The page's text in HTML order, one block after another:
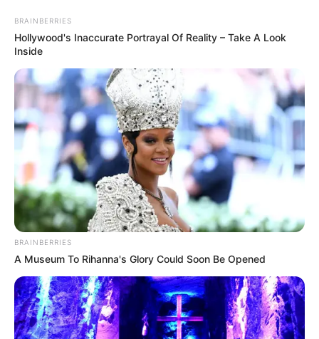
contenu AU PETIT PARIEUR
Menu
PRIX CENTRE D’ENTRAINEMENT
PRONOSTIC PMU 14-03-2024
BRAINBERRIES
Hollywood's Inaccurate Portrayal Of Reality – Take A Look
Inside
BRAINBERRIES
A Museum To Rihanna's Glory Could Soon Be Opened